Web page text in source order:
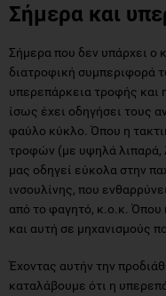
Σήμερα και
Σήμερα που δεν υπάρχει ο
διατροφική συμπεριφορά
υπερεπάρκεια τροφής και
ίσως έχει οδηγήσει τους
φαύλο κύκλο. Όπου η
τροφών (με υψηλά λιπαρά,
μας οδηγεί εύκολα στην
ινσουλίνης, που
από το φαγητό, κ.ο.κ. Όπου
και αυτή σε μηχανισμούς
Έχοντας αυτήν την
καταλάβουμε ότι η